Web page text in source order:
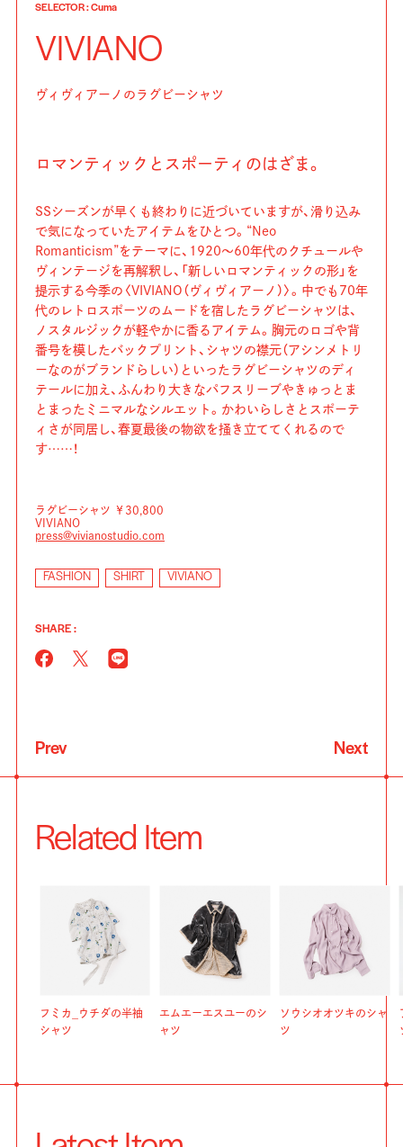
SELECTOR:Cuma
VIVIANO
ヴィヴィアーノのラグビーシャツ
ロマンティックとスポーティのはざま。
SSシーズンが早くも終わりに近づいていますが、滑り込み
で気になっていたアイテムをひとつ。“Neo
Romanticism”をテーマに、1920〜60年代のクチュールや
ヴィンテージを再解釈し、「新しいロマンティックの形」を
提⽰する今季の〈VIVIANO（ヴィヴィアーノ）〉。中でも70年
代のレトロスポーツのムードを宿したラグビーシャツは、
ノスタルジックが軽やかに香るアイテム。胸元のロゴや背
番号を模したバックプリント、シャツの襟元（アシンメトリ
ーなのがブランドらしい）といったラグビーシャツのディ
テールに加え、ふんわり大きなパフスリーブやきゅっとま
とまったミニマルなシルエット。かわいらしさとスポーテ
ィさが同居し、春夏最後の物欲を掻き立ててくれるので
す……！
ラグビーシャツ ￥30,800
VIVIANO
press@vivianostudio.com
FASHION SHIRT VIVIANO
SHARE :
Prev Next
Related Item
フミカ_ウチダの半袖
シャツ
エムエーエスユーのシ
ャツ
ソウシオオツキのシャ
ツ